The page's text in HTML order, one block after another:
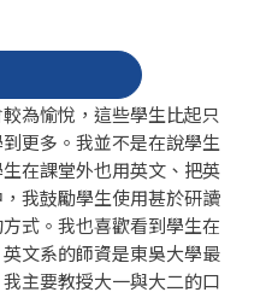
為愉悅，這些學生比起只
更多。我並不是在說學生
在課堂外也用英文、把英
我鼓勵學生使用甚於研讀
式。我也喜歡看到學生在
文系的師資是東吳大學最
主要教授大一與大二的口